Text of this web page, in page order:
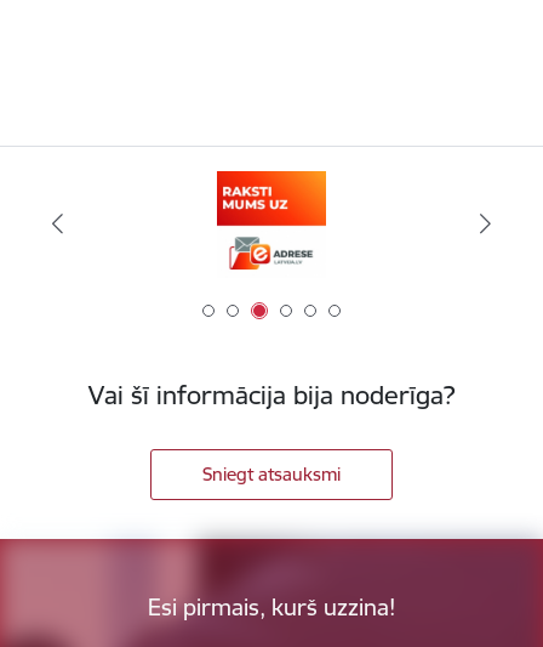
Vai šī informācija bija noderīga?
Sniegt atsauksmi
Esi pirmais, kurš uzzina!